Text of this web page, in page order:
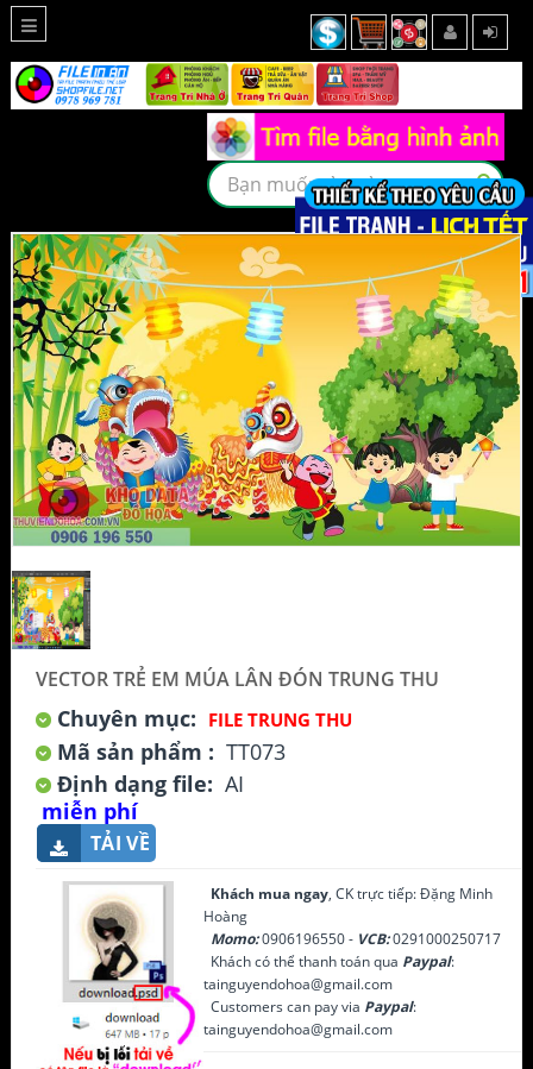
VECTOR TRẺ EM MÚA LÂN ĐÓN TRUNG THU
Chuyên mục: FILE TRUNG THU
Mã sản phẩm : TT073
Định dạng file: AI
miễn phí
TẢI VỀ
Khách mua ngay, CK trực tiếp: Đặng Minh
Hoàng
Momo:0906196550 - VCB:0291000250717
Khách có thể thanh toán qua Paypal:
tainguyendohoa@gmail.com
Customers can pay via Paypal:
tainguyendohoa@gmail.com